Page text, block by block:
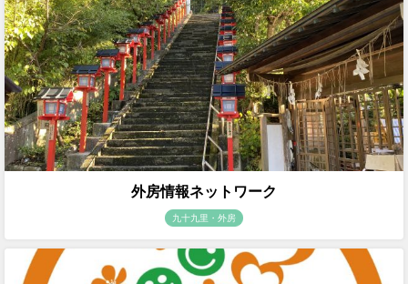
外房情報ネットワーク
九十九里・外房